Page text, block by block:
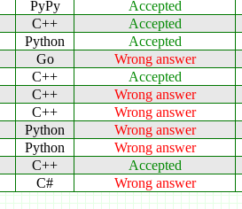
PyPy Accepted
C++ Accepted
Python Accepted
Go Wrong answer
C++ Accepted
C++ Wrong answer
C++ Wrong answer
Python Wrong answer
Python Wrong answer
C++ Accepted
C# Wrong answer